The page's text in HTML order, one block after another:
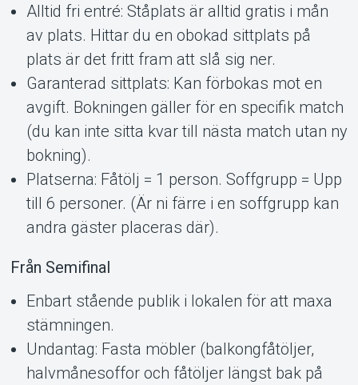
Alltid fri entré: Ståplats är alltid gratis i mån
av plats. Hittar du en obokad sittplats på
plats är det fritt fram att slå sig ner.
Garanterad sittplats: Kan förbokas mot en
avgift. Bokningen gäller för en specifik match
(du kan inte sitta kvar till nästa match utan ny
bokning).
Platserna: Fåtölj = 1 person. Soffgrupp = Upp
till 6 personer. (Är ni färre i en soffgrupp kan
andra gäster placeras där).
Från Semifinal
Enbart stående publik i lokalen för att maxa
stämningen.
Undantag: Fasta möbler (balkongfåtöljer,
halvmånesoffor och fåtöljer längst bak på